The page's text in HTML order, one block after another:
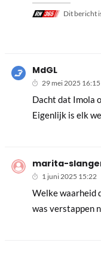
Dit bericht
MdGL
29 mei 2025 16:15
Dacht dat Imola
Eigenlijk is elk
marita-
1 juni 2025 15:22
Welke waarheid
was verstappen